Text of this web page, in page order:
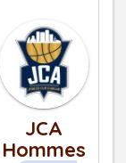
JCA
Hommes